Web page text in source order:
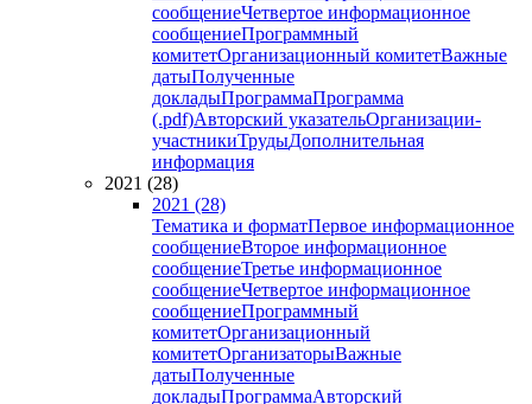
сообщениеЧетвертое информационное
сообщениеПрограммный
комитетОрганизационный комитетВажные
датыПолученные
докладыПрограммаПрограмма
(.pdf)Авторский указательОрганизации-
участникиТрудыДополнительная
информация
2021 (28)
2021 (28)
Тематика и форматПервое информационное
сообщениеВторое информационное
сообщениеТретье информационное
сообщениеЧетвертое информационное
сообщениеПрограммный
комитетОрганизационный
комитетОрганизаторыВажные
датыПолученные
докладыПрограммаАвторский